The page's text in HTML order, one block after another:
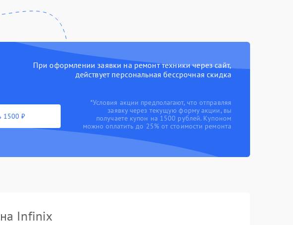
При оформлении заявки на ремонт техники через сайт,
действует персональная бессрочная скидка
1500 ₽
*Условия акции предполагают, что отправляя
заявку через текущую форму акции, вы
получаете купон на 1500 рублей. Купоном
можно оплатить до 25% от стоимости ремонта
Infinix